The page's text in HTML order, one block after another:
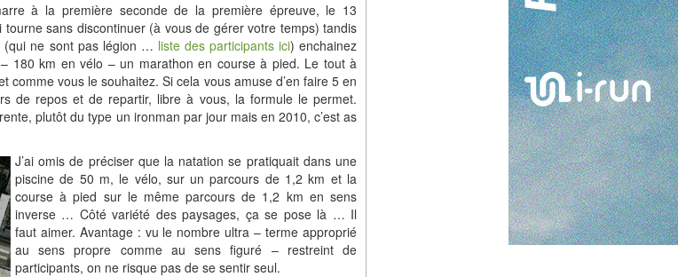
à la première seconde de la première épreuve, le 13
sans discontinuer (à vous de gérer votre temps) tandis
(qui ne sont pas légion … liste des participants ici) enchainez
180 km en vélo – un marathon en course à pied. Le tout à
comme vous le souhaitez. Si cela vous amuse d’en faire 5 en
de repos et de repartir, libre à vous, la formule le permet.
plutôt du type un ironman par jour mais en 2010, c’est as
J’ai omis de préciser que la natation se pratiquait dans une
piscine de 50 m, le vélo, sur un parcours de 1,2 km et la
course à pied sur le même parcours de 1,2 km en sens
inverse … Côté variété des paysages, ça se pose là … Il
faut aimer. Avantage : vu le nombre ultra – terme approprié
au sens propre comme au sens figuré – restreint de
participants, on ne risque pas de se sentir seul.